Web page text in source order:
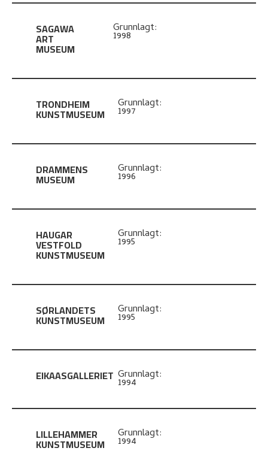
SAGAWA
ART
MUSEUM
Grunnlagt:
1998
TRONDHEIM
KUNSTMUSEUM
Grunnlagt:
1997
DRAMMENS
MUSEUM
Grunnlagt:
1996
HAUGAR
VESTFOLD
KUNSTMUSEUM
Grunnlagt:
1995
SØRLANDETS
KUNSTMUSEUM
Grunnlagt:
1995
EIKAASGALLERIET Grunnlagt:
1994
LILLEHAMMER
KUNSTMUSEUM
Grunnlagt:
1994